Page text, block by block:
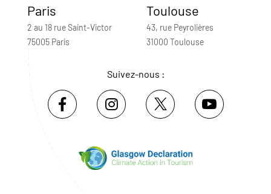
Paris
2 au 18 rue Saint-Victor
75005 Paris
Toulouse
43, rue Peyrolières
31000 Toulouse
Suivez-nous :